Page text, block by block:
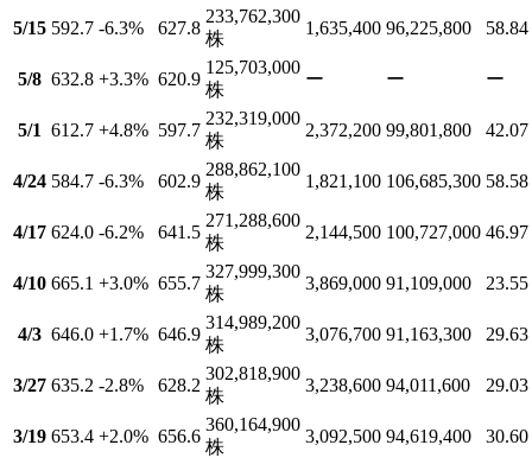
5/15 592.7 -6.3% 627.8
233,762,300
株
1,635,400 96,225,800 58.84
5/8 632.8 +3.3% 620.9
125,703,000
株
ー ー ー
5/1 612.7 +4.8% 597.7
232,319,000
株
2,372,200 99,801,800 42.07
4/24 584.7 -6.3% 602.9
288,862,100
株
1,821,100 106,685,300 58.58
4/17 624.0 -6.2% 641.5
271,288,600
株
2,144,500 100,727,000 46.97
4/10 665.1 +3.0% 655.7
327,999,300
株
3,869,000 91,109,000 23.55
4/3 646.0 +1.7% 646.9
314,989,200
株
3,076,700 91,163,300 29.63
3/27 635.2 -2.8% 628.2
302,818,900
株
3,238,600 94,011,600 29.03
3/19 653.4 +2.0% 656.6
360,164,900
株
3,092,500 94,619,400 30.60